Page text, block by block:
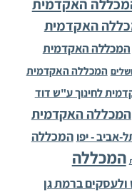
האקדמית
האקדמית
המכללה האקדמית
המכללה האקדמית
לחינוך ע"ש דוד
המכללה האקדמית
אביב - יפו המכללה
המכללה
ברמת גן